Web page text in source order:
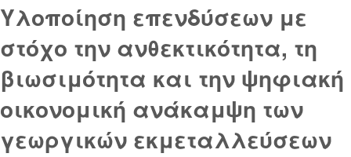
Υλοποίηση επενδύσεων με
στόχο την ανθεκτικότητα, τη
βιωσιμότητα και την ψηφιακή
οικονομική ανάκαμψη των
γεωργικών εκμεταλλεύσεων